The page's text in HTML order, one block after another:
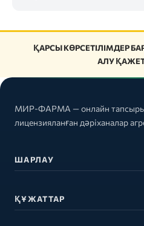
ҚАРСЫ КӨРСЕТІЛІМДЕР
АЛУ
МИР-ФАРМА — онлайн
лицензияланған дәріханалар
ШАРЛАУ
ҚҰЖАТТАР